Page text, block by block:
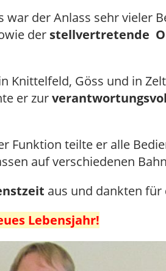
war der Anlass sehr vieler
der stellvertretende
Knittelfeld, Göss und in
er zur
Funktion teilte er alle
auf verschiedenen
aus und dankten für
Lebensjahr!